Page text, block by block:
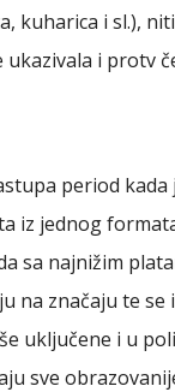
kuharica i sl.),
i protv
period
iz jednog
sa najnižim
na značaju te
uključene i u
sve